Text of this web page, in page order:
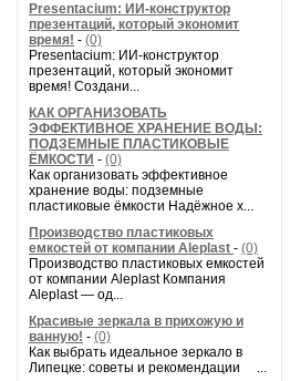
Presentacium: ИИ‑конструктор
презентаций, который экономит
время! - (0)
Presentacium: ИИ‑конструктор
презентаций, который экономит
время! Создани...
КАК ОРГАНИЗОВАТЬ
ЭФФЕКТИВНОЕ ХРАНЕНИЕ ВОДЫ:
ПОДЗЕМНЫЕ ПЛАСТИКОВЫЕ
ЁМКОСТИ - (0)
Как организовать эффективное
хранение воды: подземные
пластиковые ёмкости Надёжное х...
Производство пластиковых
емкостей от компании Aleplast - (0)
Производство пластиковых емкостей
от компании Aleplast Компания
Aleplast — од...
Красивые зеркала в прихожую и
ванную! - (0)
Как выбрать идеальное зеркало в
Липецке: советы и рекомендации ...